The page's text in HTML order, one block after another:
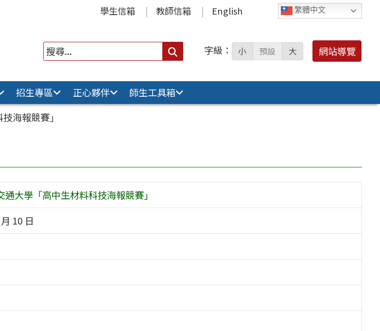
繁體中文
學生信箱 教師信箱 English
搜
字級： 小 預設 大 網站導覽
招生專區 正心夥伴
師生工具箱
海報競賽」
通大學「高中生材料科技海報競賽」
10 日